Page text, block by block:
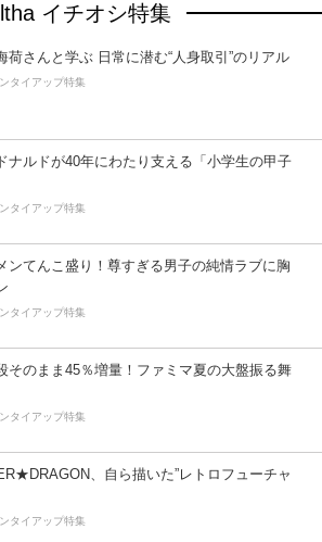
イチオシ特集
荷さんと学ぶ 日常に潜む“人身取引”のリアル
タイアップ特集
ナルドが40年にわたり支える「小学生の甲子
タイアップ特集
ンてんこ盛り！尊すぎる男子の純情ラブに胸
タイアップ特集
そのまま45％増量！ファミマ夏の大盤振る舞
タイアップ特集
、自ら描いた”レトロフューチャ
タイアップ特集